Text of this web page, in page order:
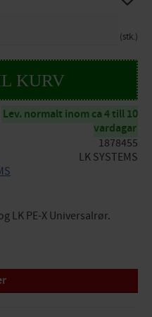
stk.
Lev. normalt inom ca 4 till 10
vardagar
1878455
LK SYSTEMS
LK PE-X Universalrør.
temp. +70°C (+95°C)
varme/køling